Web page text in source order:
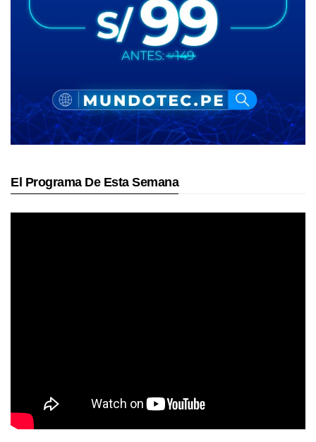
El Programa De Esta Semana